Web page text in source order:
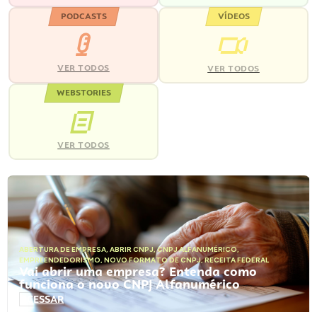
PODCASTS
VER TODOS
VÍDEOS
VER TODOS
WEBSTORIES
VER TODOS
ABERTURA DE EMPRESA, ABRIR CNPJ,CNPJ ALFANUMÉRICO,
EMPREENDEDORISMO, NOVO FORMATO DE CNPJ,RECEITA FEDERAL
Vai abrir uma empresa? Entenda como
funciona o novo CNPJ Alfanumérico
ACESSAR